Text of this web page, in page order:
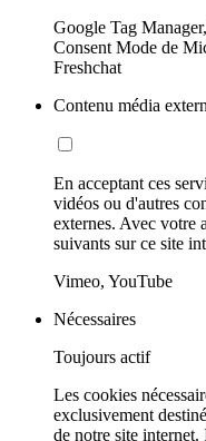
Google Tag
Consent Mode de
Freshchat
Contenu média
En acceptant ces
vidéos ou d'autres
externes. Avec votre
suivants sur ce site
Vimeo, YouTube
Nécessaires
Toujours actif
Les cookies
exclusivement
de notre site internet.